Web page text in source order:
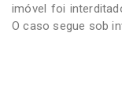
imóvel foi
O caso segue sob